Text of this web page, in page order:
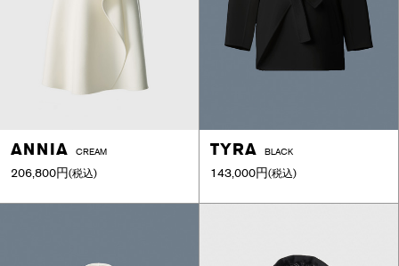
ANNIA CREAM
206,800円(税込)
TYRA BLACK
143,000円(税込)